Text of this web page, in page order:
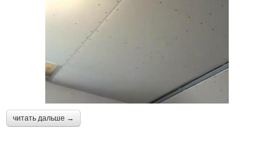
читать дальше →